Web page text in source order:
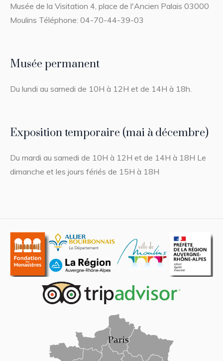
Musée de la Visitation 4, place de l'Ancien Palais 03000
Moulins Téléphone: 04-70-44-39-03
Musée permanent
Du lundi au samedi de 10H à 12H et de 14H à 18h.
Exposition temporaire (mai à décembre)
Du mardi au samedi de 10H à 12H et de 14H à 18H Le
dimanche et les jours fériés de 15H à 18H